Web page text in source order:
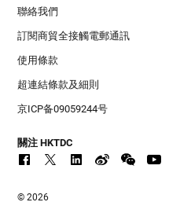
聯絡我們
訂閱商貿全接觸電郵通訊
使用條款
超連結條款及細則
京ICP备09059244号
關注 HKTDC
© 2026